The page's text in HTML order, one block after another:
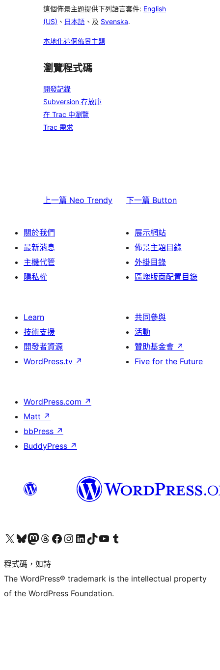
這個佈景主題提供下列語言套件: English
(US) 、 日本語 、及 Svenska.
本地化這個佈景主題
瀏覽程式碼
開發記錄
Subversion 存放庫
在 Trac 中瀏覽
Trac 需求
上一篇 Neo Trendy 下一篇 Button
關於我們
最新消息
主機代管
隱私權
展示網站
佈景主題目錄
外掛目錄
區塊版面配置目錄
Learn
技術支援
開發者資源
WordPress.tv ↗
共同參與
活動
贊助基金會 ↗
Five for the Future
WordPress.com ↗
Matt ↗
bbPress ↗
BuddyPress ↗
查看我們的 X (之前的 Twitter) 帳號造訪我們的 Bluesky 帳號造訪我們的 Mastodon 帳號造訪我們的 Threads 帳號 造訪我們的 Facebook 粉絲專頁Visit our Instagram account
Visit our LinkedIn account
造訪我們的 TikTok 帳號Visit our YouTube channel
造訪我們的 Tumblr 帳號
程式碼，如詩
The WordPress® trademark is the intellectual property
of the WordPress Foundation.